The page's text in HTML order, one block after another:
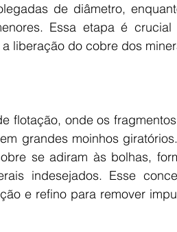
de diâmetro,
Essa etapa é
liberação do cobre dos
flotação, onde os
grandes moinhos
se adiram às bolhas,
indesejados. Esse
e refino para remover